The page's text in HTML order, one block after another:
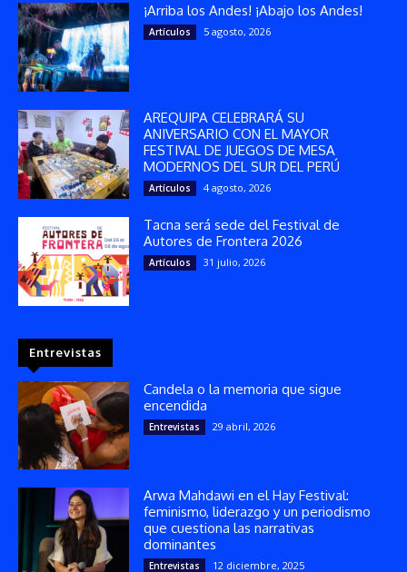
¡Arriba los Andes! ¡Abajo los Andes!
Artículos 5 agosto, 2026
AREQUIPA CELEBRARÁ SU
ANIVERSARIO CON EL MAYOR
FESTIVAL DE JUEGOS DE MESA
MODERNOS DEL SUR DEL PERÚ
Artículos 4 agosto, 2026
Tacna será sede del Festival de
Autores de Frontera 2026
Artículos 31 julio, 2026
Entrevistas
Candela o la memoria que sigue
encendida
Entrevistas 29 abril, 2026
Arwa Mahdawi en el Hay Festival:
feminismo, liderazgo y un periodismo
que cuestiona las narrativas
dominantes
Entrevistas 12 diciembre, 2025